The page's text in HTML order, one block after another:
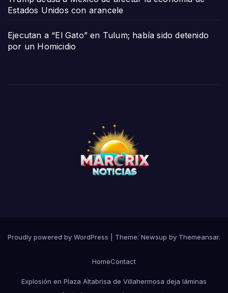
Estados Unidos con arancele
Ejecutan a “El Gato” en Tulum; había sido detenido
por un Homicidio
Proudly powered by WordPress Theme: Newsup by Themeansar.
HomeContact
Explosión en Plaza Altabrisa de Villahermosa deja láminas